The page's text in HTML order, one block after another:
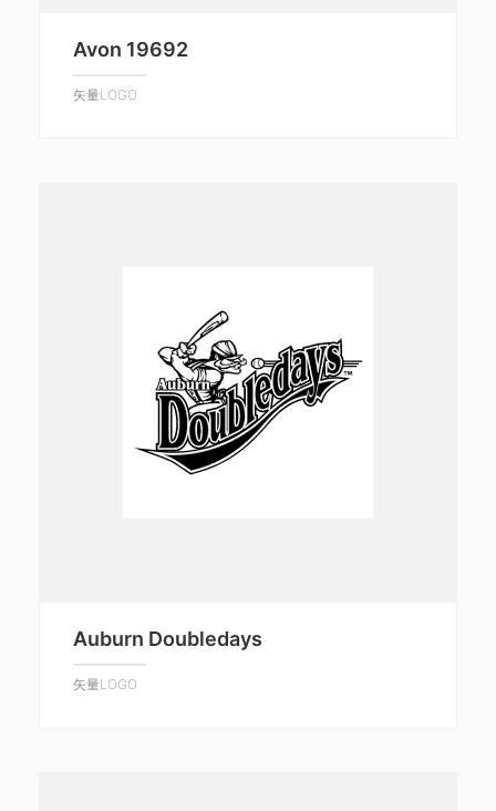
Avon 19692
矢量LOGO
Auburn Doubledays
矢量LOGO